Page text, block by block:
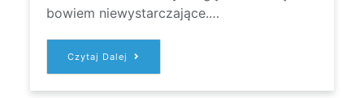
bowiem niewystarczające.…
Czytaj Dalej
CONTENT
DLA
HOTELI